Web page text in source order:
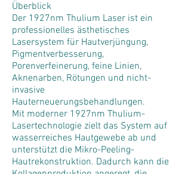
Überblick
Der 1927nm Thulium Laser ist ein
professionelles ästhetisches
Lasersystem für Hautverjüngung,
Pigmentverbesserung,
Porenverfeinerung, feine Linien,
Aknenarben, Rötungen und nicht-
invasive
Hauterneuerungsbehandlungen.
Mit moderner 1927nm Thulium-
Lasertechnologie zielt das System auf
wasserreiches Hautgewebe ab und
unterstützt die Mikro-Peeling-
Hautrekonstruktion. Dadurch kann die